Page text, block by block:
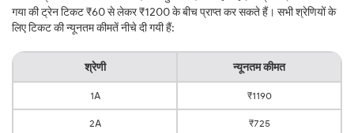
गया की ट्रेन टिकट ₹60 से लेकर ₹1200 के बीच प्राप्त कर सकते हैं। सभी श्रेणियों के
लिए टिकट की न्यूनतम कीमतें नीचे दी गयी हैं:
श्रेणी न्यूनतम कीमत
1A ₹1190
2A ₹725